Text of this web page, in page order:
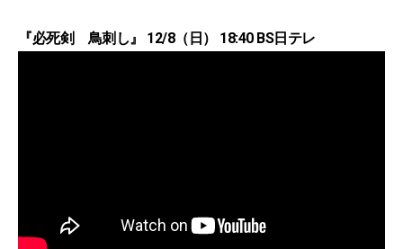
『必死剣 鳥刺し』 12/8（日） 18:40 BS日テレ